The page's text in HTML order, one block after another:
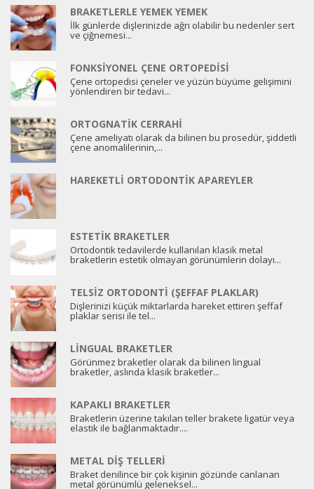
BRAKETLERLE YEMEK YEMEK
İlk günlerde dişlerinizde ağrı olabilir bu nedenler sert
ve çiğnemesi...
FONKSIYONEL ÇENE ORTOPEDISI
Çene ortopedisi çeneler ve yüzün büyüme gelişimini
yönlendiren bir tedavi...
ORTOGNATIK CERRAHI
Çene ameliyatı olarak da bilinen bu prosedür, şiddetli
çene anomalilerinin,...
HAREKETLI ORTODONTIK APAREYLER
ESTETIK BRAKETLER
Ortodontik tedavilerde kullanılan klasik metal
braketlerin estetik olmayan görünümlerin dolayı...
TELSIZ ORTODONTI (ŞEFFAF PLAKLAR)
Dişlerinizi küçük miktarlarda hareket ettiren şeffaf
plaklar serisi ile tel...
LINGUAL BRAKETLER
Görünmez braketler olarak da bilinen lingual
braketler, aslında klasik braketler...
KAPAKLI BRAKETLER
Braketlerin üzerine takılan teller brakete ligatür veya
elastik ile bağlanmaktadır....
METAL DIŞ TELLERI
Braket denilince bir çok kişinin gözünde canlanan
metal görünümlü geleneksel...